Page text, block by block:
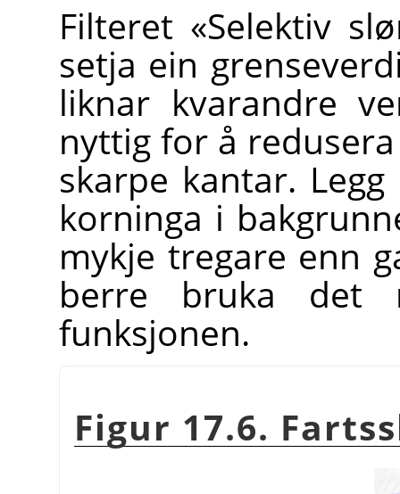
Filteret «Selektiv
setja ein
liknar kvarandre
nyttig for å
skarpe kantar.
korninga i
mykje tregare enn
berre bruka det
funksjonen.
Figur 17.6.